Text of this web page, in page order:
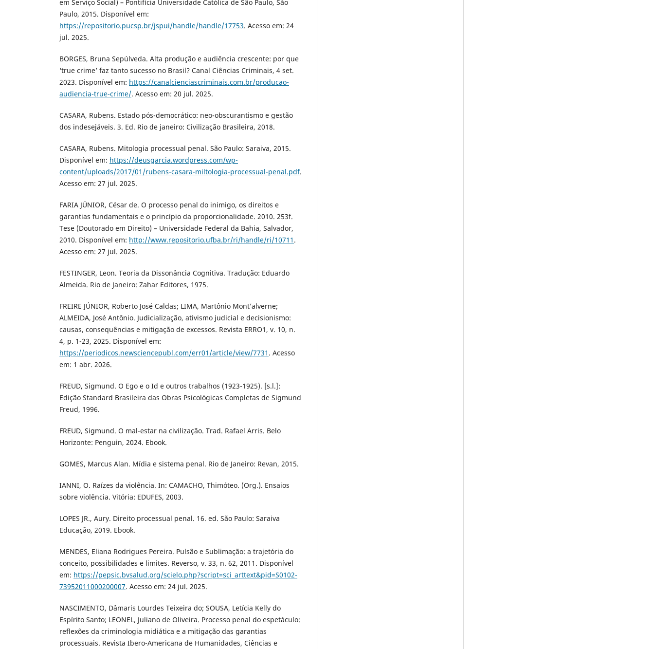
em Serviço Social) – Pontifícia Universidade Católica de São Paulo, São
Paulo, 2015. Disponível em:
https://repositorio.pucsp.br/jspui/handle/handle/17753. Acesso em: 24
jul. 2025.
BORGES, Bruna Sepúlveda. Alta produção e audiência crescente: por que
‘true crime’ faz tanto sucesso no Brasil? Canal Ciências Criminais, 4 set.
2023. Disponível em: https://canalcienciascriminais.com.br/producao-
audiencia-true-crime/. Acesso em: 20 jul. 2025.
CASARA, Rubens. Estado pós-democrático: neo-obscurantismo e gestão
dos indesejáveis. 3. Ed. Rio de janeiro: Civilização Brasileira, 2018.
CASARA, Rubens. Mitologia processual penal. São Paulo: Saraiva, 2015.
Disponível em: https://deusgarcia.wordpress.com/wp-
content/uploads/2017/01/rubens-casara-miltologia-processual-penal.pdf.
Acesso em: 27 jul. 2025.
FARIA JÚNIOR, César de. O processo penal do inimigo, os direitos e
garantias fundamentais e o princípio da proporcionalidade. 2010. 253f.
Tese (Doutorado em Direito) – Universidade Federal da Bahia, Salvador,
2010. Disponível em: http://www.repositorio.ufba.br/ri/handle/ri/10711 .
Acesso em: 27 jul. 2025.
FESTINGER, Leon. Teoria da Dissonância Cognitiva. Tradução: Eduardo
Almeida. Rio de Janeiro: Zahar Editores, 1975.
FREIRE JÚNIOR, Roberto José Caldas; LIMA, Martônio Mont’alverne;
ALMEIDA, José Antônio. Judicialização, ativismo judicial e decisionismo:
causas, consequências e mitigação de excessos. Revista ERRO1, v. 10, n.
4, p. 1-23, 2025. Disponível em:
https://periodicos.newsciencepubl.com/err01/article/view/7731 . Acesso
em: 1 abr. 2026.
FREUD, Sigmund. O Ego e o Id e outros trabalhos (1923-1925). [s.l.]:
Edição Standard Brasileira das Obras Psicológicas Completas de Sigmund
Freud, 1996.
FREUD, Sigmund. O mal-estar na civilização. Trad. Rafael Arris. Belo
Horizonte: Penguin, 2024. Ebook.
GOMES, Marcus Alan. Mídia e sistema penal. Rio de Janeiro: Revan, 2015.
IANNI, O. Raízes da violência. In: CAMACHO, Thimóteo. (Org.). Ensaios
sobre violência. Vitória: EDUFES, 2003.
LOPES JR., Aury. Direito processual penal. 16. ed. São Paulo: Saraiva
Educação, 2019. Ebook.
MENDES, Eliana Rodrigues Pereira. Pulsão e Sublimação: a trajetória do
conceito, possibilidades e limites. Reverso, v. 33, n. 62, 2011. Disponível
em: https://pepsic.bvsalud.org/scielo.php?script=sci_arttext&pid=S0102-
73952011000200007. Acesso em: 24 jul. 2025.
NASCIMENTO, Dâmaris Lourdes Teixeira do; SOUSA, Letícia Kelly do
Espírito Santo; LEONEL, Juliano de Oliveira. Processo penal do espetáculo:
reflexões da criminologia midiática e a mitigação das garantias
processuais. Revista Ibero-Americana de Humanidades, Ciências e